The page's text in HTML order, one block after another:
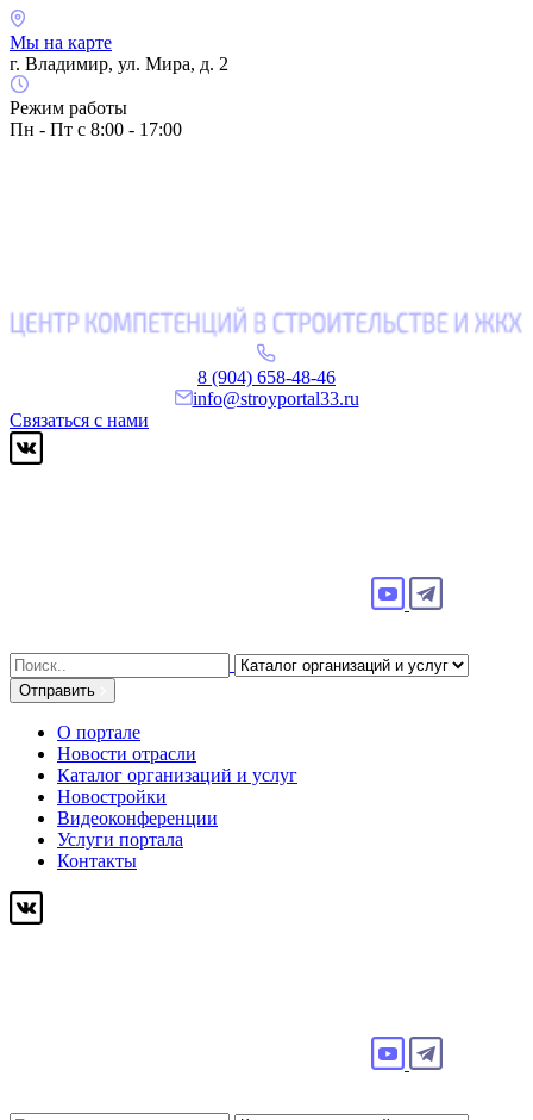
Мы на карте
г. Владимир, ул. Мира, д. 2
Режим работы
Пн - Пт с 8:00 - 17:00
8 (904) 658-48-46
info@stroyportal33.ru
Связаться с нами
Search
for:
Отправить
О портале
Новости отрасли
Каталог организаций и услуг
Новостройки
Видеоконференции
Услуги портала
Контакты